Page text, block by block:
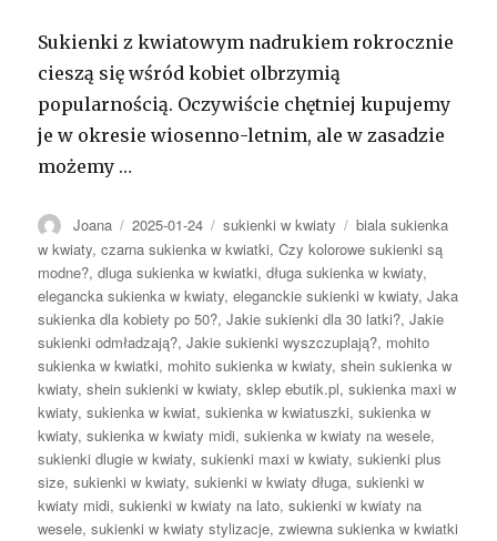
Sukienki z kwiatowym nadrukiem rokrocznie
cieszą się wśród kobiet olbrzymią
popularnością. Oczywiście chętniej kupujemy
je w okresie wiosenno-letnim, ale w zasadzie
możemy …
Autor
Joana Opublikowano
2025-01-24 Kategorie
sukienki w kwiaty Tagi
biala sukienka
w kwiaty,czarna sukienka w kwiatki,Czy kolorowe sukienki są
modne?,dluga sukienka w kwiatki,długa sukienka w kwiaty,
elegancka sukienka w kwiaty,eleganckie sukienki w kwiaty,Jaka
sukienka dla kobiety po 50?,Jakie sukienki dla 30 latki?,Jakie
sukienki odmładzają?,Jakie sukienki wyszczuplają?, mohito
sukienka w kwiatki, mohito sukienka w kwiaty,shein sukienka w
kwiaty,shein sukienki w kwiaty,sklep ebutik.pl,sukienka maxi w
kwiaty,sukienka w kwiat,sukienka w kwiatuszki,sukienka w
kwiaty,sukienka w kwiaty midi,sukienka w kwiaty na wesele,
sukienki dlugie w kwiaty,sukienki maxi w kwiaty,sukienki plus
size,sukienki w kwiaty,sukienki w kwiaty długa,sukienki w
kwiaty midi,sukienki w kwiaty na lato,sukienki w kwiaty na
wesele,sukienki w kwiaty stylizacje,zwiewna sukienka w kwiatki